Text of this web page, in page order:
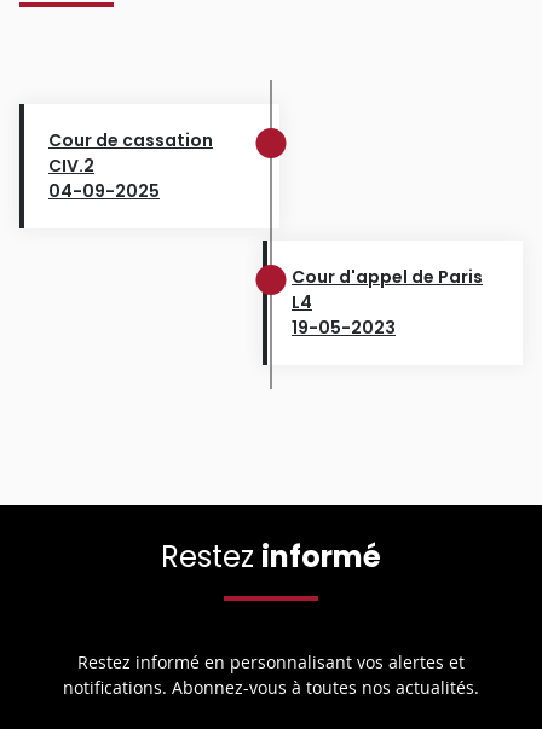
Cour de cassation
CIV.2
04-09-2025
Cour d'appel de Paris
L4
19-05-2023
Restez informé
Restez informé en personnalisant vos alertes et
notifications. Abonnez-vous à toutes nos actualités.